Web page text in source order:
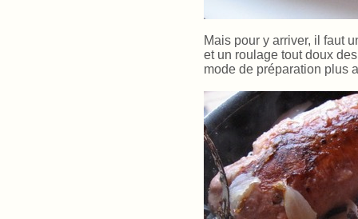
Mais pour y arriver, il faut
et un roulage tout doux
mode de préparation plus